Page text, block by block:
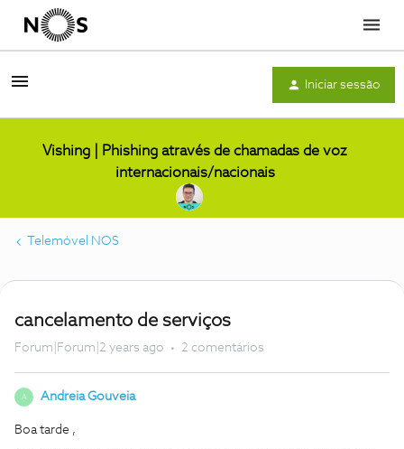
Menu
Iniciar sessão
Vishing | Phishing através de chamadas de voz
internacionais/nacionais
Telemóvel NOS
cancelamento de serviços
Forum|Forum|2 years ago 2 comentários
A Andreia Gouveia
Boa tarde ,